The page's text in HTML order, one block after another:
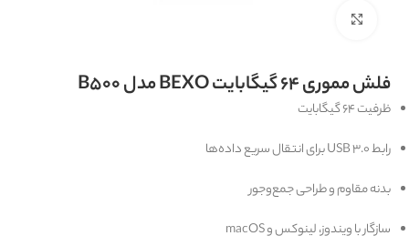
فلش مموری 64 گیگابایت BEXO مدل B500
ظرفیت 64 گیگابایت
رابط USB 3.0 برای انتقال سریع داده‌ها
بدنه مقاوم و طراحی جمع‌وجور
سازگار با ویندوز، لینوکس و macOS